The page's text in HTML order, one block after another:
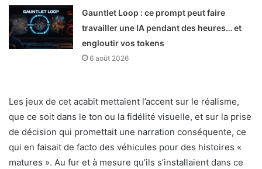
Gauntlet Loop : ce prompt peut faire
travailler une IA pendant des heures… et
engloutir vos tokens
6 août 2026
Les jeux de cet acabit mettaient l’accent sur le réalisme,
que ce soit dans le ton ou la fidélité visuelle, et sur la prise
de décision qui promettait une narration conséquente, ce
qui en faisait de facto des véhicules pour des histoires «
matures ». Au fur et à mesure qu’ils s’installaient dans ce